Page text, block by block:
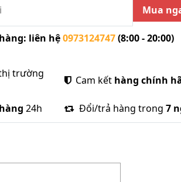
Mua
liên hệ0973124747(8:00 - 20:00)
trường
Cam kết hàng chính
24h Đổi/trả hàng trong 7